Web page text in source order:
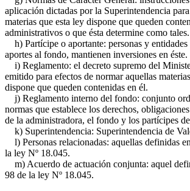
aplicación dictadas por la Superintendencia
materias que esta ley dispone que queden
administrativos o que ésta determine como tales.
h) Partícipe o aportante: personas y entidades
aportes al fondo, mantienen inversiones en éste.
i) Reglamento: el decreto supremo del
emitido para efectos de normar aquellas
dispone que queden contenidas en él.
j) Reglamento interno del fondo: conjunto
normas que establece los derechos,
de la administradora, el fondo y los partícipes
k) Superintendencia: Superintendencia de
l) Personas relacionadas: aquellas definidas
la ley Nº 18.045.
m) Acuerdo de actuación conjunta: aquel
98 de la ley Nº 18.045.